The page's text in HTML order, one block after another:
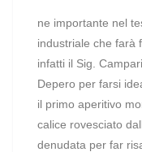
ne importante nel
industriale che farà
infatti il Sig.
Depero per farsi
il primo aperitivo
calice rovesciato
denudata per far